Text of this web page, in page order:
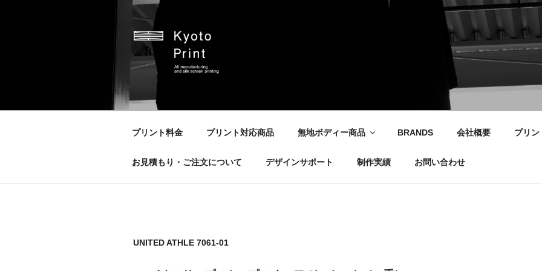
京都プリント
プリント料金 プリント対応商品 無地ボディー商品 BRANDS 会社概要 プリン
お見積もり・ご注文について デザインサポート 制作実績 お問い合わせ
UNITED ATHLE 7061-01